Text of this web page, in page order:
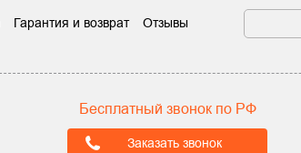
Гарантия и возврат
Отзывы
Бесплатный звонок по РФ
Заказать звонок